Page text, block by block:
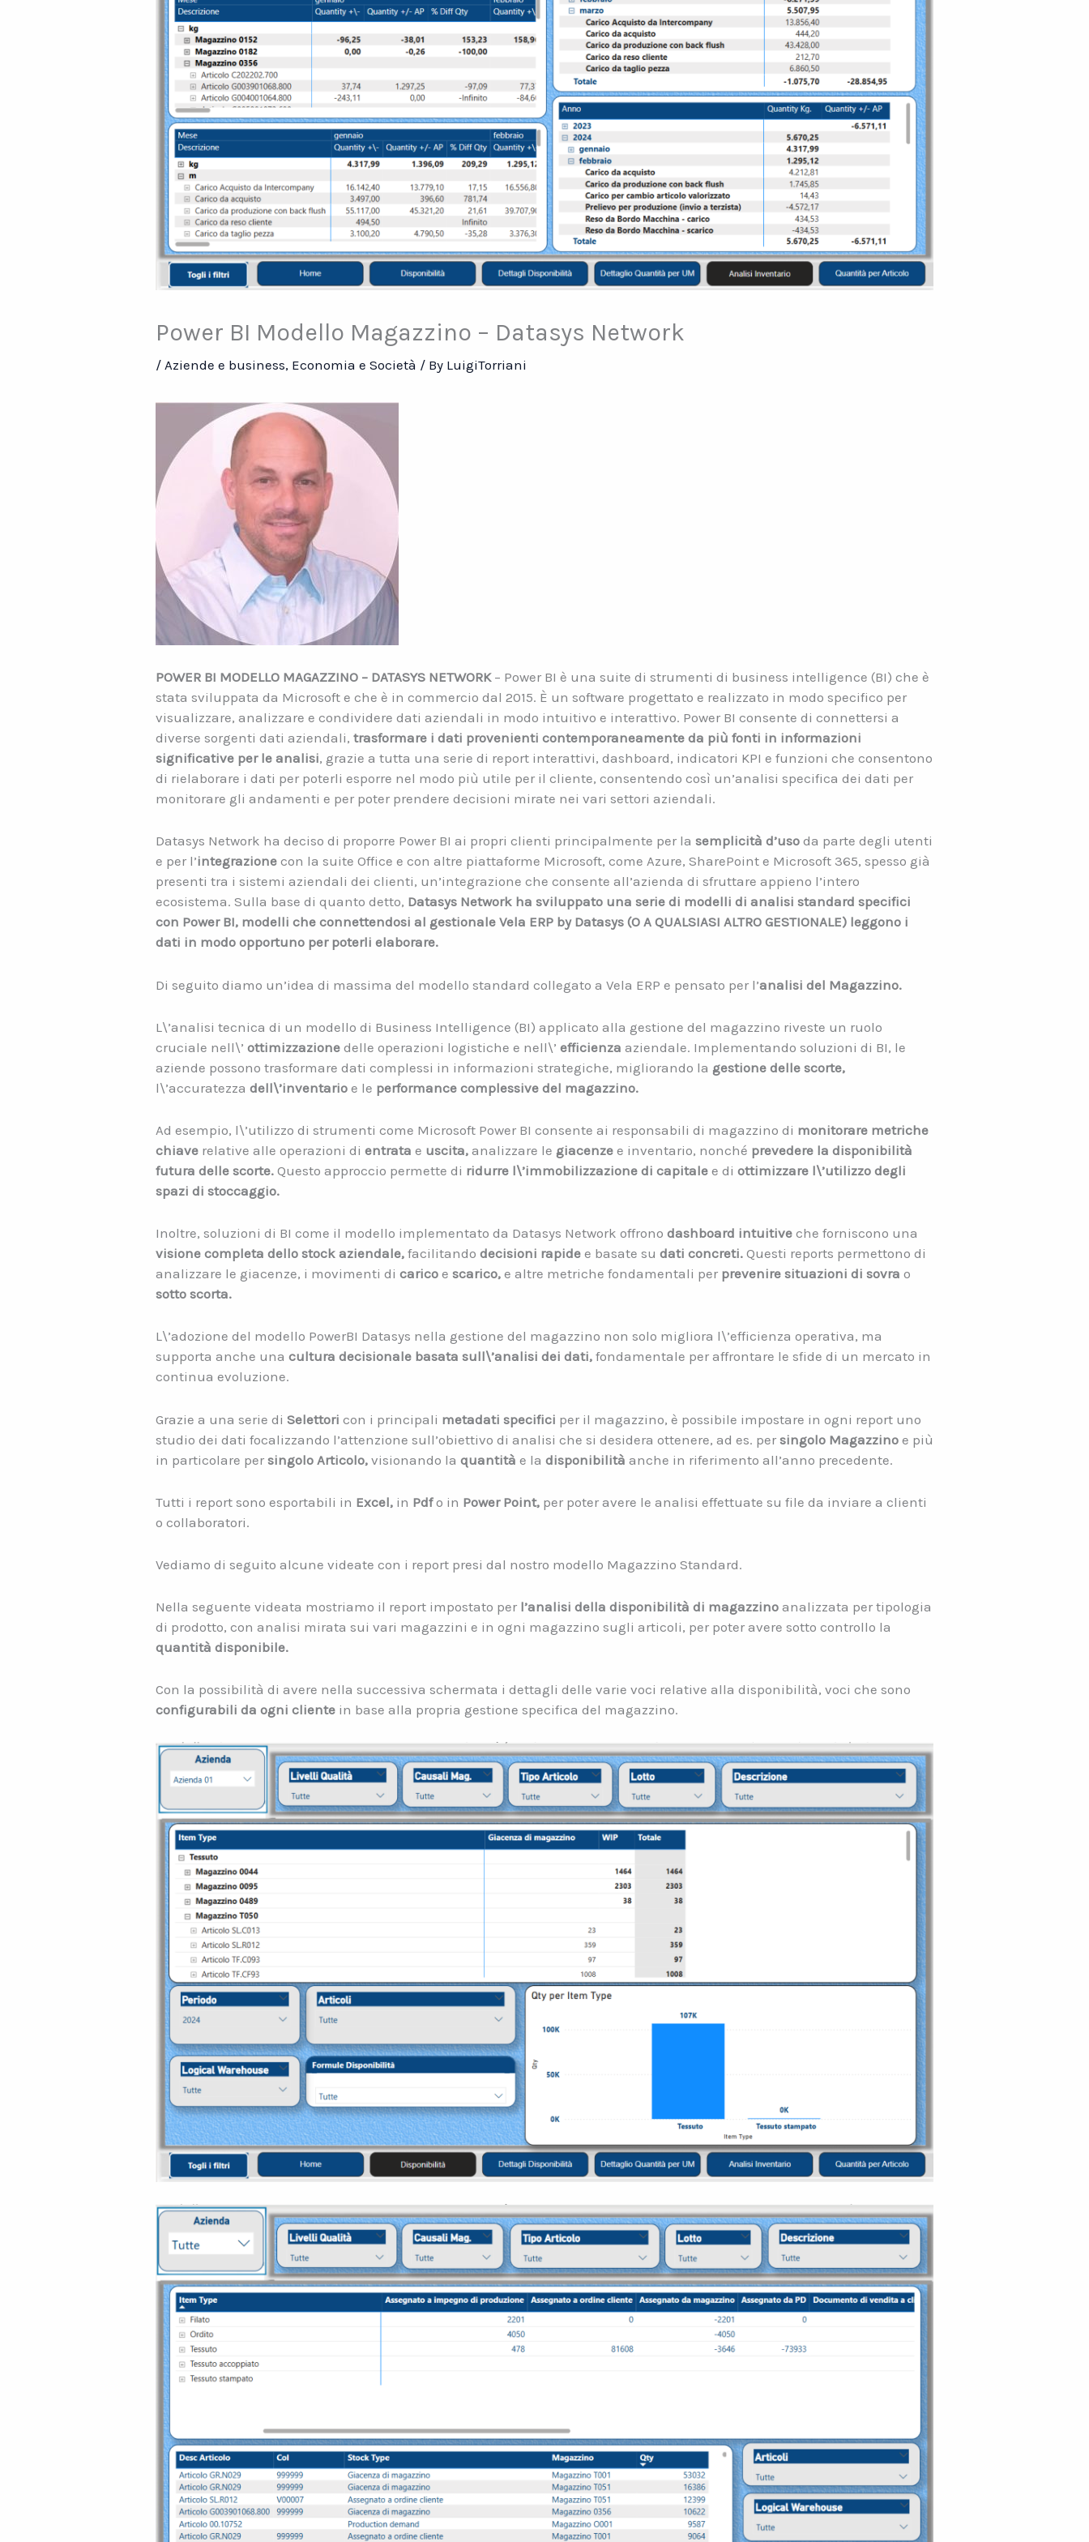
Power BI Modello Magazzino – Datasys Network
/ Aziende e business, Economia e Società / By LuigiTorriani
POWER BI MODELLO MAGAZZINO – DATASYS NETWORK– Power BI è una suite di strumenti di business intelligence (BI) che è
stata sviluppata da Microsoft e che è in commercio dal 2015. È un software progettato e realizzato in modo specifico per
visualizzare, analizzare e condividere dati aziendali in modo intuitivo e interattivo. Power BI consente di connettersi a
diverse sorgenti dati aziendali, trasformare i dati provenienti contemporaneamente da più fonti in informazioni
significative per le analisi, grazie a tutta una serie di report interattivi, dashboard, indicatori KPI e funzioni che consentono
di rielaborare i dati per poterli esporre nel modo più utile per il cliente, consentendo così un’analisi specifica dei dati per
monitorare gli andamenti e per poter prendere decisioni mirate nei vari settori aziendali.
Datasys Network ha deciso di proporre Power BI ai propri clienti principalmente per la semplicità d’uso da parte degli utenti
e per l’integrazione con la suite Office e con altre piattaforme Microsoft, come Azure, SharePoint e Microsoft 365, spesso già
presenti tra i sistemi aziendali dei clienti, un’integrazione che consente all’azienda di sfruttare appieno l’intero
ecosistema. Sulla base di quanto detto, Datasys Network ha sviluppato una serie di modelli di analisi standard specifici
con Power BI, modelli che connettendosi al gestionale Vela ERP by Datasys (O A QUALSIASI ALTRO GESTIONALE) leggono i
dati in modo opportuno per poterli elaborare.
Di seguito diamo un’idea di massima del modello standard collegato a Vela ERP e pensato per l’analisi del Magazzino.
L\’analisi tecnica di un modello di Business Intelligence (BI) applicato alla gestione del magazzino riveste un ruolo
cruciale nell\’ ottimizzazione delle operazioni logistiche e nell\’ efficienza aziendale. Implementando soluzioni di BI, le
aziende possono trasformare dati complessi in informazioni strategiche, migliorando la gestione delle scorte,
l\’accuratezza dell\’inventario e le performance complessive del magazzino.
Ad esempio, l\’utilizzo di strumenti come Microsoft Power BI consente ai responsabili di magazzino di monitorare metriche
chiave relative alle operazioni di entrata e uscita, analizzare le giacenze e inventario, nonché prevedere la disponibilità
futura delle scorte. Questo approccio permette di ridurre l\’immobilizzazione di capitale e di ottimizzare l\’utilizzo degli
spazi di stoccaggio.
Inoltre, soluzioni di BI come il modello implementato da Datasys Network offrono dashboard intuitive che forniscono una
visione completa dello stock aziendale, facilitando decisioni rapide e basate su dati concreti. Questi reports permettono di
analizzare le giacenze, i movimenti di carico e scarico, e altre metriche fondamentali per prevenire situazioni di sovra o
sotto scorta.
L\’adozione del modello PowerBI Datasys nella gestione del magazzino non solo migliora l\’efficienza operativa, ma
supporta anche una cultura decisionale basata sull\’analisi dei dati, fondamentale per affrontare le sfide di un mercato in
continua evoluzione.
Grazie a una serie di Selettori con i principali metadati specifici per il magazzino, è possibile impostare in ogni report uno
studio dei dati focalizzando l’attenzione sull’obiettivo di analisi che si desidera ottenere, ad es. per singolo Magazzino e più
in particolare per singolo Articolo, visionando la quantità e la disponibilità anche in riferimento all’anno precedente.
Tutti i report sono esportabili in Excel, in Pdfo in Power Point, per poter avere le analisi effettuate su file da inviare a clienti
o collaboratori.
Vediamo di seguito alcune videate con i report presi dal nostro modello Magazzino Standard.
Nella seguente videata mostriamo il report impostato per l’analisi della disponibilità di magazzino analizzata per tipologia
di prodotto, con analisi mirata sui vari magazzini e in ogni magazzino sugli articoli, per poter avere sotto controllo la
quantità disponibile.
Con la possibilità di avere nella successiva schermata i dettagli delle varie voci relative alla disponibilità, voci che sono
configurabili da ogni cliente in base alla propria gestione specifica del magazzino.